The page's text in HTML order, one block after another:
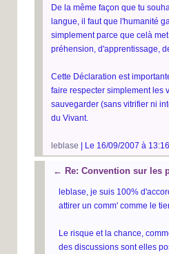
De la même façon que tu
langue, il faut que l'humanité
simplement parce que celà
préhension, d'apprentissage,
Cette Déclaration est
faire respecter simplement les
sauvegarder (sans vitrifier ni
du Vivant.
leblase | Le 16/09/2007 à
← Re: Convention sur les
leblase, je suis 100%
attirer un comm' comme le
Le risque et la chance,
des discussions sont elles